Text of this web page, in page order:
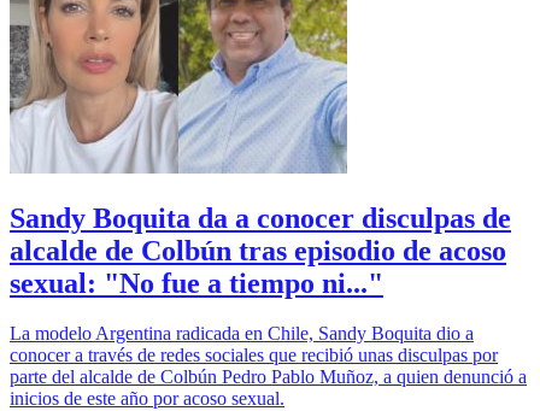
Sandy Boquita da a conocer disculpas de
alcalde de Colbún tras episodio de acoso
sexual: "No fue a tiempo ni..."
La modelo Argentina radicada en Chile, Sandy Boquita dio a
conocer a través de redes sociales que recibió unas disculpas por
parte del alcalde de Colbún Pedro Pablo Muñoz, a quien denunció a
inicios de este año por acoso sexual.